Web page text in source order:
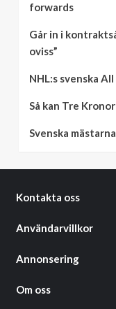
forwards
Går in i
oviss”
NHL:s svenska
Så kan Tre
Svenska
Kontakta oss
Användarvillkor
Annonsering
Om oss